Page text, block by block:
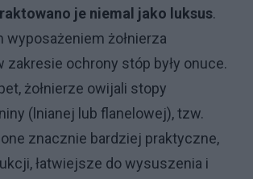
je niemal jako luksus.
wyposażeniem żołnierza
zakresie ochrony stóp były onuce.
żołnierze owijali stopy
(lnianej lub flanelowej), tzw.
one znacznie bardziej praktyczne,
łatwiejsze do wysuszenia i